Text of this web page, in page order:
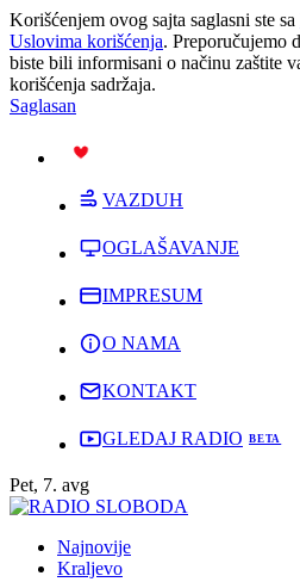
Korišćenjem ovog sajta saglasni ste sa
Uslovima korišćenja. Preporučujemo
biste bili informisani o načinu zaštite
korišćenja sadržaja.
Saglasan
VAZDUH
OGLAŠAVANJE
IMPRESUM
O NAMA
KONTAKT
GLEDAJ RADIO
Pet, 7. avg
Najnovije
Kraljevo